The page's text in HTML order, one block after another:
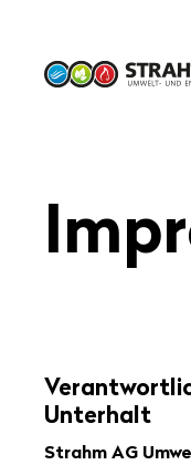
Un­ter­halt
Strahm AG